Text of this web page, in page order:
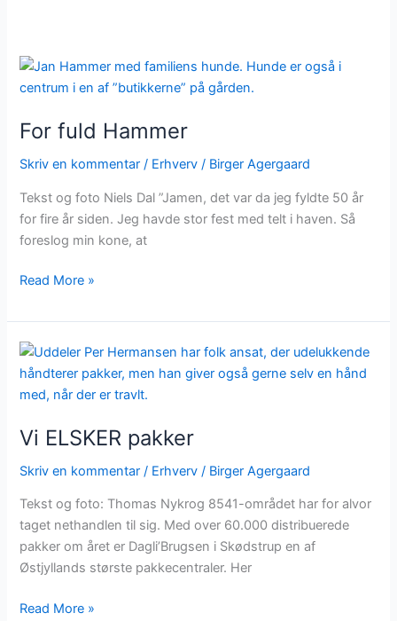
For fuld Hammer
Skriv en kommentar / Erhverv / Birger Agergaard
Tekst og foto Niels Dal ”Jamen, det var da jeg fyldte 50 år
for fire år siden. Jeg havde stor fest med telt i haven. Så
foreslog min kone, at
For
fuld
Read More »
Vi ELSKER pakker
Skriv en kommentar / Erhverv / Birger Agergaard
Tekst og foto: Thomas Nykrog 8541-området har for alvor
taget nethandlen til sig. Med over 60.000 distribuerede
pakker om året er Dagli’Brugsen i Skødstrup en af
Østjyllands største pakkecentraler. Her
Vi
ELSKER
pakker
Read More »